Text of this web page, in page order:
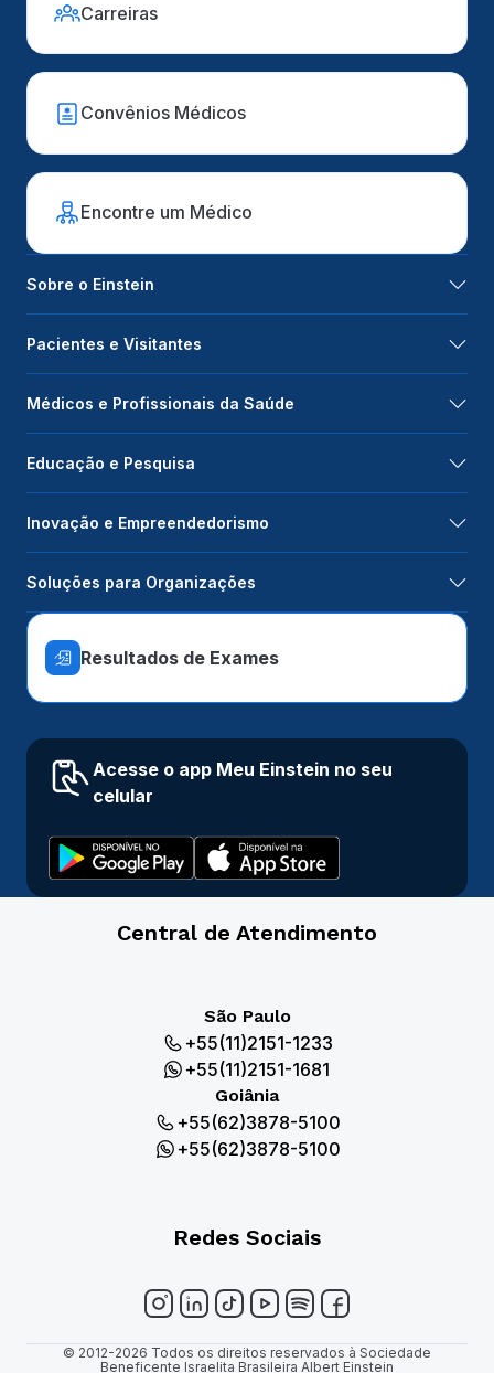
Carreiras
Convênios Médicos
Encontre um Médico
Sobre o Einstein
Pacientes e Visitantes
Médicos e Profissionais da Saúde
Educação e Pesquisa
Inovação e Empreendedorismo
Soluções para Organizações
Resultados de Exames
Acesse o app Meu Einstein no seu
celular
Central de Atendimento
São Paulo
+55(11)2151-1233
+55(11)2151-1681
Goiânia
+55(62)3878-5100
+55(62)3878-5100
Redes Sociais
© 2012-2026 Todos os direitos reservados à Sociedade
Beneficente Israelita Brasileira Albert Einstein